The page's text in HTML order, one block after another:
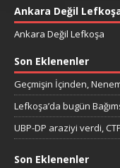
Ankara Değil
Ankara Değil Lefkoşa
Son Eklenenler
Geçmişin İçinden,
Lefkoşa’da bugün
UBP-DP araziyi verdi,
Son Eklenenler